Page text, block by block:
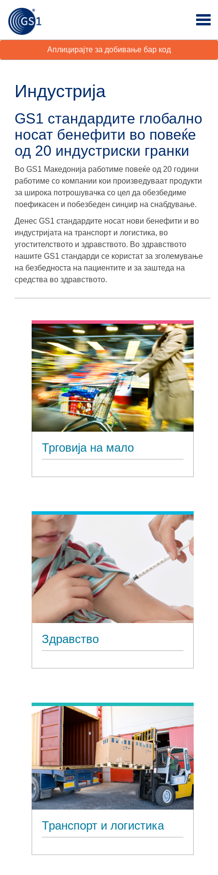
Аплицирајте за добивање бар код
Индустрија
GS1 стандардите глобално
носат бенефити во повеќе
од 20 индустриски гранки
Во GS1 Македонија работиме повеќе од 20 години
работиме со компании кои произведуваат продукти
за широка потрошувачка со цел да обезбедиме
поефикасен и побезбеден синџир на снабдување.
Денес GS1 стандардите носат нови бенефити и во
индустријата на транспорт и логистика, во
угостителството и здравството. Во здравството
нашите GS1 стандарди се користат за зголемување
на безбедноста на пациентите и за заштеда на
средства во здравството.
Трговија на мало
Здравство
Транспорт и логистика